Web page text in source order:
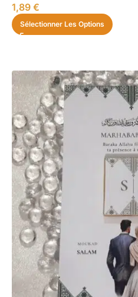
1,89 €
Sélectionner Les Options